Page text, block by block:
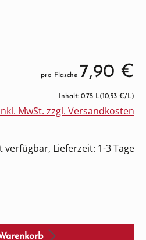
pro Flasche 7,90 €
Inhalt: 0.75 L(10,53 €/L)
MwSt. zzgl. Versandkosten
verfügbar, Lieferzeit: 1-3 Tage